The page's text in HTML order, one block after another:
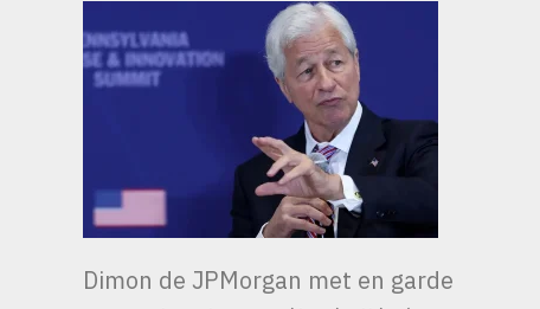
Dimon de JPMorgan met en garde